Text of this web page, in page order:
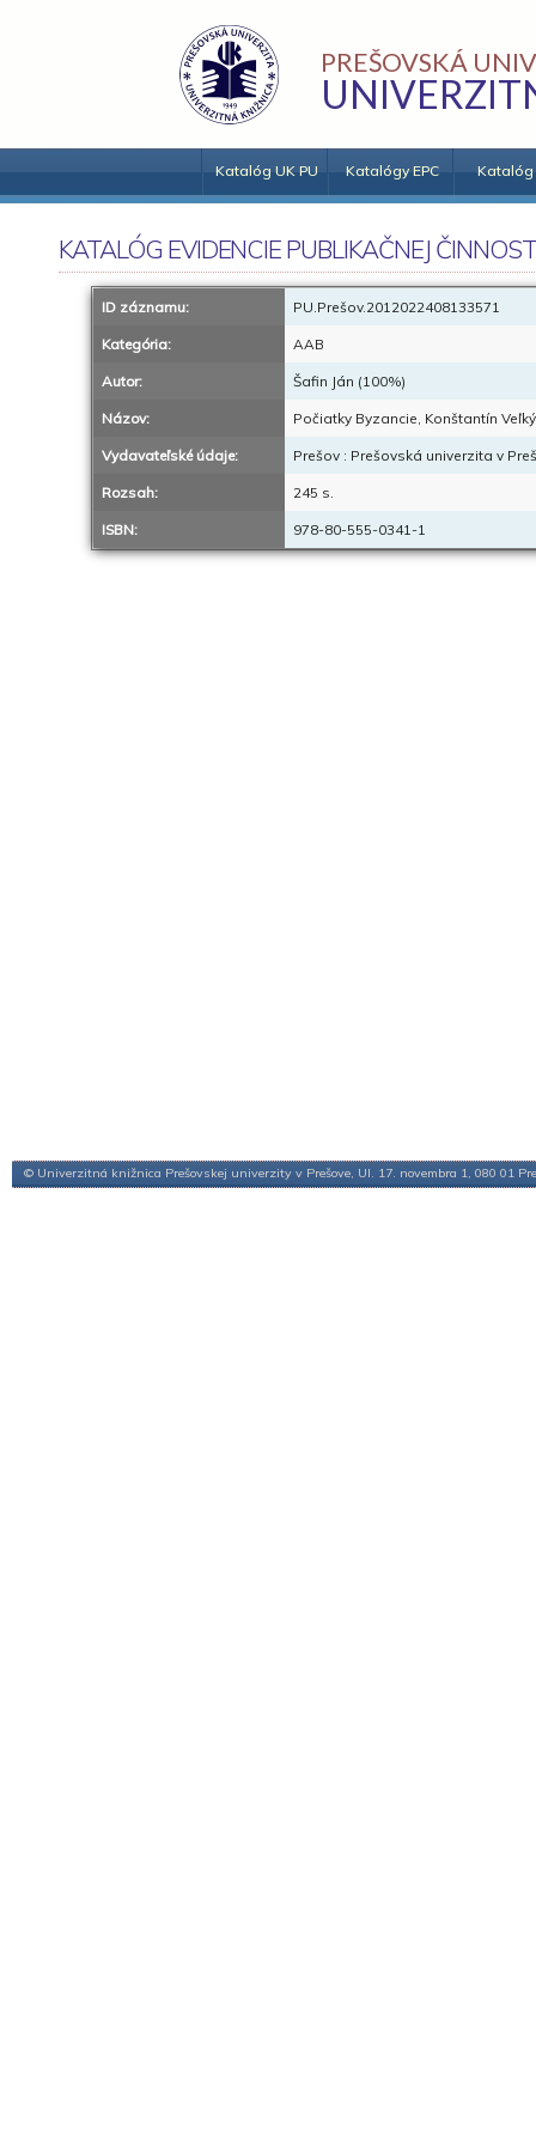
PREŠOVSKÁ
Katalóg UK PU Katalógy EPC Katalóg
KATALÓG EVIDENCIE PUBLIKAČNEJ
ID záznamu: PU.Prešov.2012022408133571
Kategória: AAB
Autor: Šafin Ján (100%)
Názov: Počiatky Byzancie, Konštantín
Vydavateľské údaje: Prešov : Prešovská univerzita v
Rozsah: 245 s.
ISBN: 978-80-555-0341-1
© Univerzitná knižnica Prešovskej univerzity v Prešove, Ul. 17. novembra 1, 080 01